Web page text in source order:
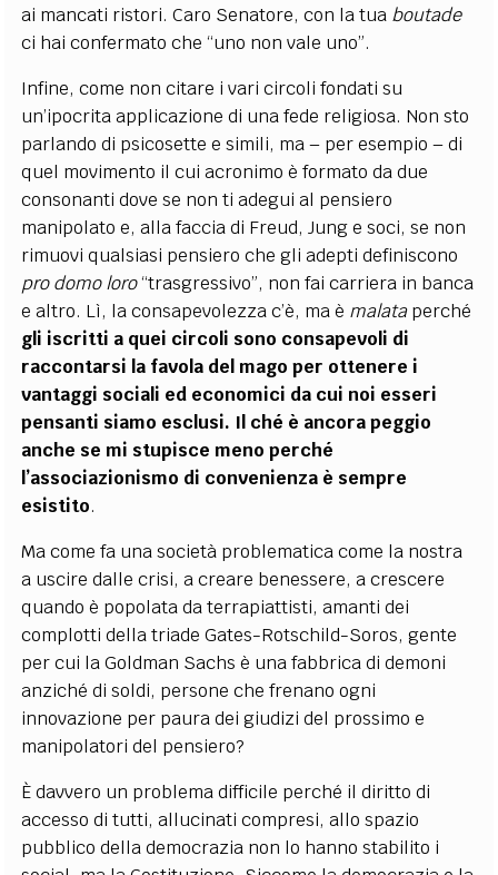
ai mancati ristori. Caro Senatore, con la tua boutade
ci hai confermato che “uno non vale uno”.
Infine, come non citare i vari circoli fondati su
un’ipocrita applicazione di una fede religiosa. Non sto
parlando di psicosette e simili, ma – per esempio – di
quel movimento il cui acronimo è formato da due
consonanti dove se non ti adegui al pensiero
manipolato e, alla faccia di Freud, Jung e soci, se non
rimuovi qualsiasi pensiero che gli adepti definiscono
pro domo loro“trasgressivo”, non fai carriera in banca
e altro. Lì, la consapevolezza c’è, ma è malataperché
gli iscritti a quei circoli sono consapevoli di
raccontarsi la favola del mago per ottenere i
vantaggi sociali ed economici da cui noi esseri
pensanti siamo esclusi. Il ché è ancora peggio
anche se mi stupisce meno perché
l’associazionismo di convenienza è sempre
esistito.
Ma come fa una società problematica come la nostra
a uscire dalle crisi, a creare benessere, a crescere
quando è popolata da terrapiattisti, amanti dei
complotti della triade Gates-Rotschild-Soros, gente
per cui la Goldman Sachs è una fabbrica di demoni
anziché di soldi, persone che frenano ogni
innovazione per paura dei giudizi del prossimo e
manipolatori del pensiero?
È davvero un problema difficile perché il diritto di
accesso di tutti, allucinati compresi, allo spazio
pubblico della democrazia non lo hanno stabilito i